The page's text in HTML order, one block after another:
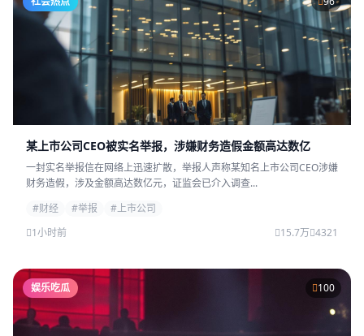
某上市公司CEO被实名举报，涉嫌财务造假金额高达数亿
一封实名举报信在网络上迅速扩散，举报人声称某知名上市公司CEO涉嫌
财务造假，涉及金额高达数亿元，证监会已介入调查...
#财经
#举报
#上市公司
1小时前
15.7万 4321
娱乐吃瓜 100